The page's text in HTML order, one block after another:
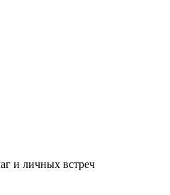
и личных встреч